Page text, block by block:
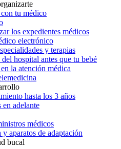
tu médico
los expedientes médicos
electrónico
y terapias
hospital antes que tu bebé
la atención médica
hasta los 3 años
en adelante
médicos
aparatos de adaptación
bucal